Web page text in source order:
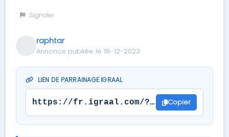
Signaler
raphtar
Annonce publiée le 18-12-2023
LIEN DE PARRAINAGE IGRAAL
https://fr.igraal.com/?parrain=raphtar
Copier